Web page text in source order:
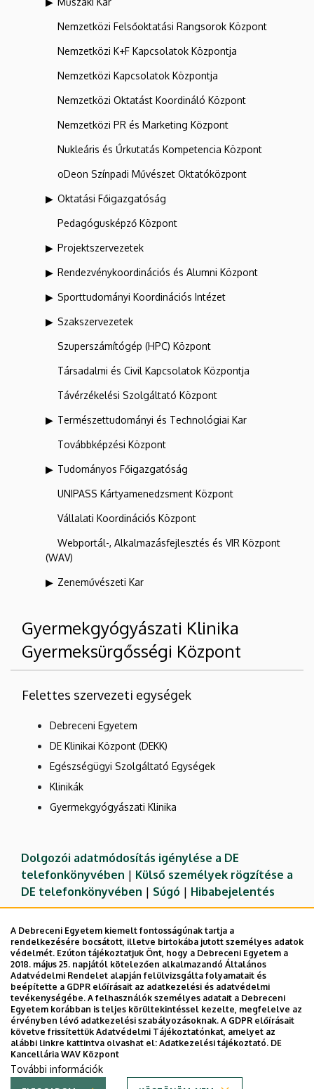
Nemzetközi Felsőoktatási Rangsorok Központ
Nemzetközi K+F Kapcsolatok Központja
Nemzetközi Kapcsolatok Központja
Nemzetközi Oktatást Koordináló Központ
Nemzetközi PR és Marketing Központ
Nukleáris és Űrkutatás Kompetencia Központ
oDeon Színpadi Művészet Oktatóközpont
Oktatási Főigazgatóság
Pedagógusképző Központ
Projektszervezetek
Rendezvénykoordinációs és Alumni Központ
Sporttudományi Koordinációs Intézet
Szakszervezetek
Szuperszámítógép (HPC) Központ
Társadalmi és Civil Kapcsolatok Központja
Távérzékelési Szolgáltató Központ
Természettudományi és Technológiai Kar
Továbbképzési Központ
Tudományos Főigazgatóság
UNIPASS Kártyamenedzsment Központ
Vállalati Koordinációs Központ
Webportál-, Alkalmazásfejlesztés és VIR Központ
(WAV)
Zeneművészeti Kar
Gyermekgyógyászati Klinika
Gyermeksürgősségi Központ
Felettes szervezeti egységek
Debreceni Egyetem
DE Klinikai Központ (DEKK)
Egészségügyi Szolgáltató Egységek
Klinikák
Gyermekgyógyászati Klinika
Dolgozói adatmódosítás igénylése a DE
telefonkönyvében | Külső személyek rögzítése a
DE telefonkönyvében | Súgó | Hibabejelentés
Adatvédelem
Adatvédelem
A Debreceni Egyetem kiemelt fontosságúnak tartja a
rendelkezésére bocsátott, illetve birtokába jutott személyes adatok
védelmét. Ezúton tájékoztatjuk Önt, hogy a Debreceni Egyetem a
2018. május 25. napjától kötelezően alkalmazandó Általános
Adatvédelmi Rendelet alapján felülvizsgálta folyamatait és
beépítette a GDPR előírásait az adatkezelési és adatvédelmi
tevékenységébe. A felhasználók személyes adatait a Debreceni
Egyetem korábban is teljes körültekintéssel kezelte, megfelelve az
érvényben lévő adatkezelési szabályozásoknak. A GDPR előírásait
követve frissítettük Adatvédelmi Tájékoztatónkat, amelyet az
alábbi linkre kattintva olvashat el: Adatkezelési tájékoztató. DE
Kancellária WAV Központ
További információk